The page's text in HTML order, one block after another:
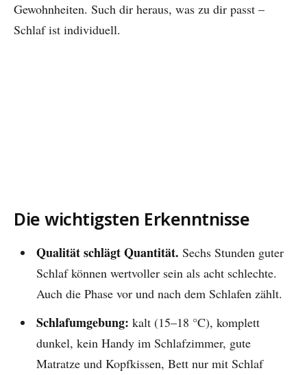
Gewohnheiten. Such dir heraus, was zu dir passt –
Schlaf ist individuell.
Die wichtigsten Erkenntnisse
Qualität schlägt Quantität. Sechs Stunden guter
Schlaf können wertvoller sein als acht schlechte.
Auch die Phase vor und nach dem Schlafen zählt.
Schlafumgebung: kalt (15–18 °C), komplett
dunkel, kein Handy im Schlafzimmer, gute
Matratze und Kopfkissen, Bett nur mit Schlaf